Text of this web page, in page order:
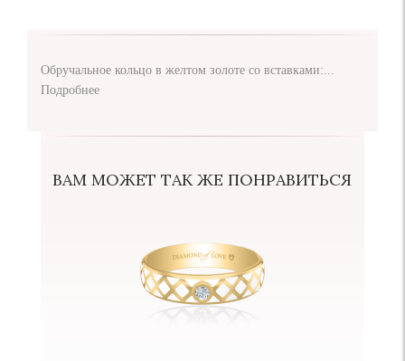
Обручальное кольцо в желтом золоте со вставками:...
Подробнее
ВАМ МОЖЕТ ТАК ЖЕ ПОНРАВИТЬСЯ